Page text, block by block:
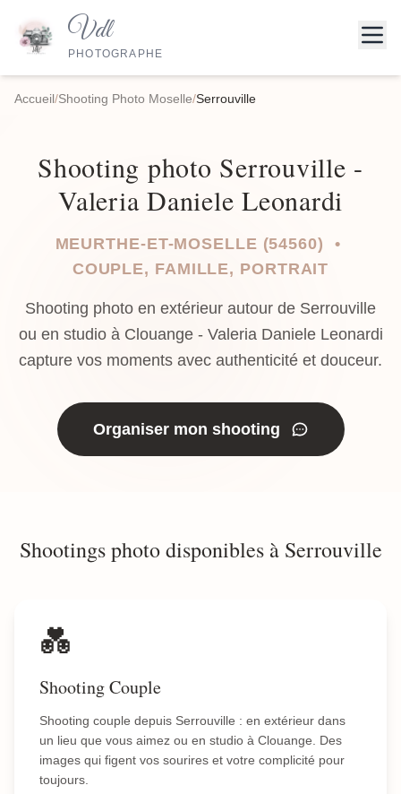
Vdl
PHOTOGRAPHE
Accueil/Shooting Photo Moselle/Serrouville
Shooting photo Serrouville -
Valeria Daniele Leonardi
MEURTHE-ET-MOSELLE (54560) •
COUPLE, FAMILLE, PORTRAIT
Shooting photo en extérieur autour de Serrouville
ou en studio à Clouange - Valeria Daniele Leonardi
capture vos moments avec authenticité et douceur.
Organiser mon shooting
Shootings photo disponibles à Serrouville
💑
Shooting Couple
Shooting couple depuis Serrouville : en extérieur dans
un lieu que vous aimez ou en studio à Clouange. Des
images qui figent vos sourires et votre complicité pour
toujours.